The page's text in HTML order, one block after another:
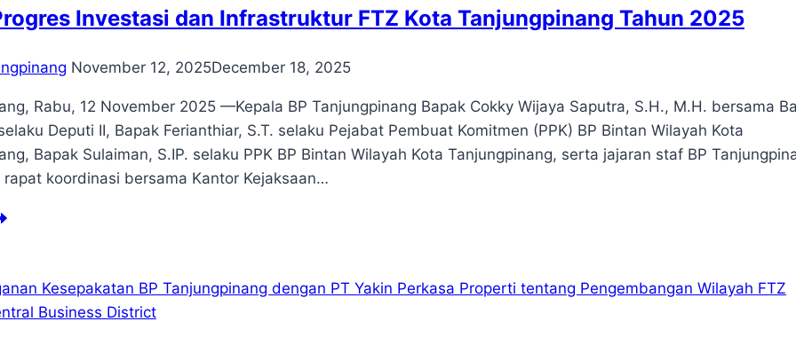
Investasi dan Infrastruktur FTZ Kota Tanjungpinang Tahun 2025
November 12, 2025December 18, 2025
Rabu, 12 November 2025 —Kepala BP Tanjungpinang Bapak Cokky Wijaya Saputra, S.H., M.H. bersama
Deputi II, Bapak Ferianthiar, S.T. selaku Pejabat Pembuat Komitmen (PPK) BP Bintan Wilayah Kota
Bapak Sulaiman, S.IP. selaku PPK BP Bintan Wilayah Kota Tanjungpinang, serta jajaran staf BP
koordinasi bersama Kantor Kejaksaan…